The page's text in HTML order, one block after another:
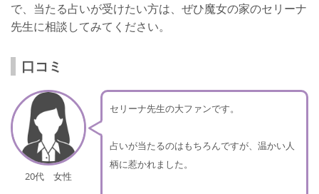
で、当たる占いが受けたい方は、ぜひ魔女の家のセリーナ
先生に相談してみてください。
口コミ
20代 女性
セリーナ先生の大ファンです。
占いが当たるのはもちろんですが、温かい人
柄に惹かれました。